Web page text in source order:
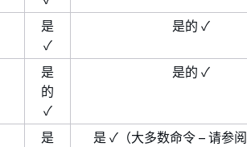
是
✓
是的 ✓
是
的
✓
是的 ✓
是
是 ✓（大多数命令 – 请参阅